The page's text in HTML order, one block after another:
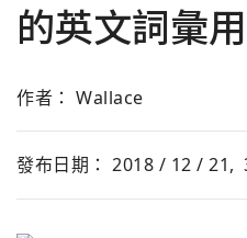
的英文詞彙
作者： Wallace
發布日期： 2018 / 12 / 21,